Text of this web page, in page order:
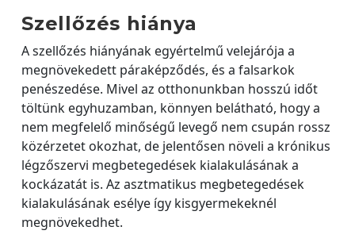
Szellőzés hiánya
A szellőzés hiányának egyértelmű velejárója a
megnövekedett páraképződés, és a falsarkok
penészedése. Mivel az otthonunkban hosszú időt
töltünk egyhuzamban, könnyen belátható, hogy a
nem megfelelő minőségű levegő nem csupán rossz
közérzetet okozhat, de jelentősen növeli a krónikus
légzőszervi megbetegedések kialakulásának a
kockázatát is. Az asztmatikus megbetegedések
kialakulásának esélye így kisgyermekeknél
megnövekedhet.